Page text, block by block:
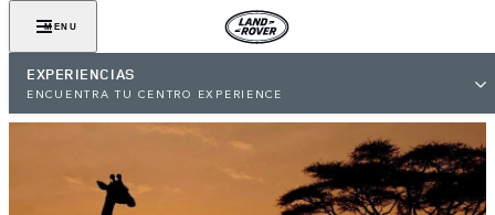
MENU
EXPERIENCIAS
ENCUENTRA TU CENTRO EXPERIENCE